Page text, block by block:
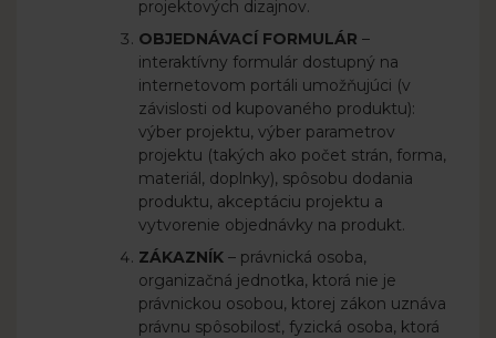
projektových dizajnov.
OBJEDNÁVACÍ FORMULÁR –
interaktívny formulár dostupný na
internetovom portáli umožňujúci (v
závislosti od kupovaného produktu):
výber projektu, výber parametrov
projektu (takých ako počet strán, forma,
materiál, doplnky), spôsobu dodania
produktu, akceptáciu projektu a
vytvorenie objednávky na produkt.
ZÁKAZNÍK – právnická osoba,
organizačná jednotka, ktorá nie je
právnickou osobou, ktorej zákon uznáva
právnu spôsobilosť, fyzická osoba, ktorá